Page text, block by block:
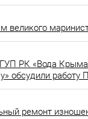
великого
ГУП РК «Вода
обсудили работу
ремонт